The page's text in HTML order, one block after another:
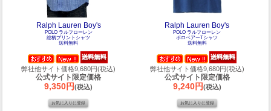
Ralph Lauren Boy's
POLO ラルフローレン
総柄プリントシャツ
送料無料
弊社他サイト価格9,680円(税込)
公式サイト限定価格
9,350円(税込)
Ralph Lauren Boy's
POLO ラルフローレン
ポロベアーTシャツ
送料無料
弊社他サイト価格9,680円(税込)
公式サイト限定価格
9,240円(税込)